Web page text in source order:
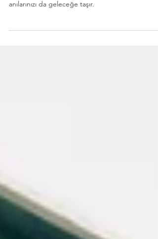
kaydetmenin yanı sıra, sizin duygularınızı ve